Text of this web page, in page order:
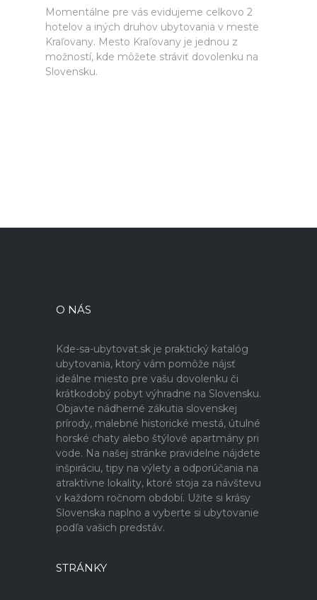
Momentálne pre vás evidujeme celkovo 2
hotelov a iných druhov ubytovania v meste
Kraľovany. Mesto Kraľovany je jednou z
možností, kde môžete stráviť dovolenku na
Slovensku.
O NÁS
Kde-sa-ubytovat.sk je praktický katalóg
ubytovania, ktorý vám pomôže nájsť
ideálne miesto pre vašu dovolenku či
krátkodobý pobyt výhradne na Slovensku.
Objavte nádherné zákutia slovenskej
prírody, malebné historické mestá, útulné
horské chaty alebo štýlové apartmány pri
vode. Na našej stránke pravidelne nájdete
inšpiráciu, tipy na výlety a odporúčania na
atraktívne lokality, ktoré stoja za návštevu
v každom ročnom období. Užite si krásy
Slovenska naplno a vyberte si ubytovanie
podľa vašich predstáv.
STRÁNKY